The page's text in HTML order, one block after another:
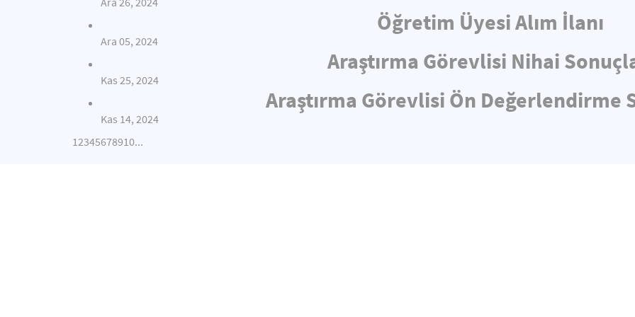
Öğretim Üyesi Alım İlanı
Ara 05, 2024
Araştırma Görevlisi Nihai
Kas 25, 2024
Araştırma Görevlisi Ön Değerlendirme
Kas 14, 2024
12345678910...